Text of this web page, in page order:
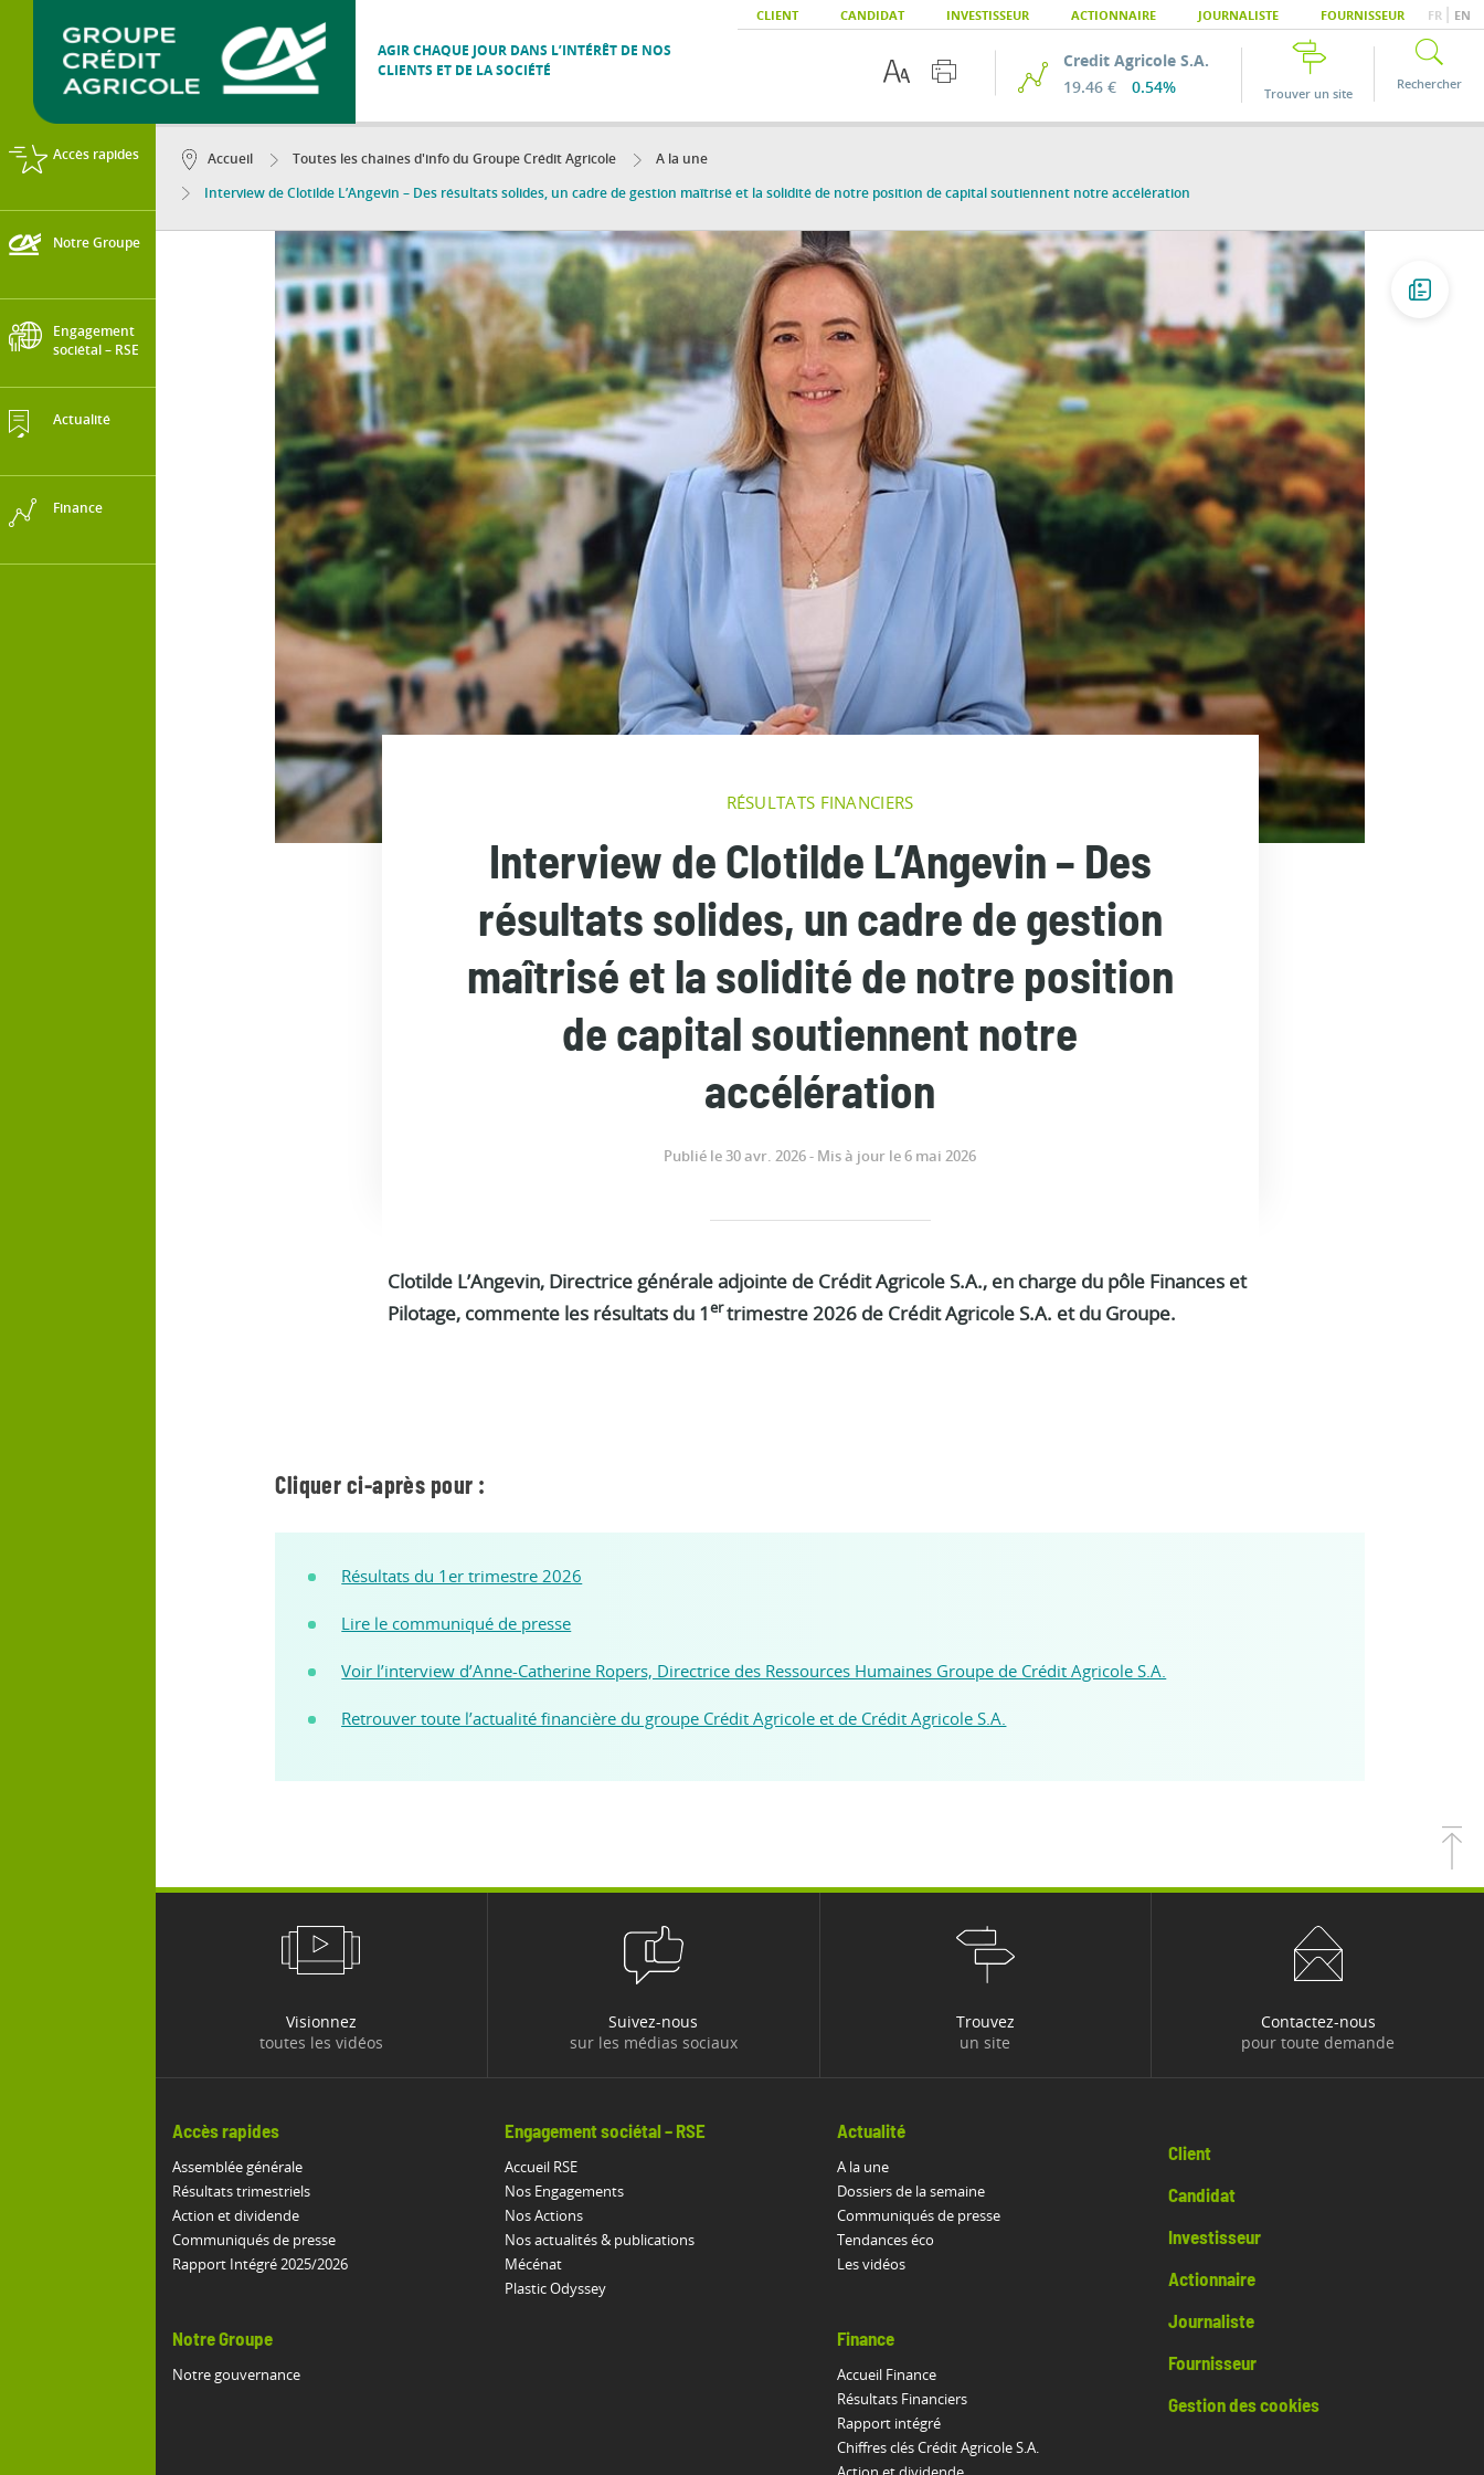
CLIENT CANDIDAT INVESTISSEUR ACTIONNAIRE JOURNALISTE FOURNISSEUR FR EN
AGIR CHAQUE JOUR DANS L’INTÉRÊT DE NOS
CLIENTS ET DE LA SOCIÉTÉ
Credit Agricole S.A.
19.46 €
0.54% Trouver un site
Rechercher
Accès rapides
Notre Groupe
Engagement
sociétal – RSE
Actualité
Finance
Accueil Toutes les chaines d'info du Groupe Crédit Agricole
A la une
Interview de Clotilde L’Angevin – Des résultats solides, un cadre de gestion maîtrisé et la solidité de notre position de capital soutiennent notre accélération
RÉSULTATS FINANCIERS
Interview de Clotilde L’Angevin – Des
résultats solides, un cadre de gestion
maîtrisé et la solidité de notre position
de capital soutiennent notre
accélération
Publié le 30 avr. 2026 - Mis à jour le 6 mai 2026
Clotilde L’Angevin, Directrice générale adjointe de Crédit Agricole S.A., en charge du pôle Finances et
Pilotage, commente les résultats du 1ertrimestre 2026 de Crédit Agricole S.A. et du Groupe.
Cliquer ci-après pour :
Résultats du 1er trimestre 2026
Lire le communiqué de presse
Voir l’interview d’Anne-Catherine Ropers, Directrice des Ressources Humaines Groupe de Crédit Agricole S.A.
Retrouver toute l’actualité financière du groupe Crédit Agricole et de Crédit Agricole S.A.
Visionnez
toutes les vidéos
Suivez-nous
sur les médias sociaux
Trouvez
un site
Contactez-nous
pour toute demande
Accès rapides
Assemblée générale
Résultats trimestriels
Action et dividende
Communiqués de presse
Rapport Intégré 2025/2026
Notre Groupe
Notre gouvernance
Engagement sociétal – RSE
Accueil RSE
Nos Engagements
Nos Actions
Nos actualités & publications
Mécénat
Plastic Odyssey
Actualité
A la une
Dossiers de la semaine
Communiqués de presse
Tendances éco
Les vidéos
Finance
Accueil Finance
Résultats Financiers
Rapport intégré
Chiffres clés Crédit Agricole S.A.
Client
Candidat
Investisseur
Actionnaire
Journaliste
Fournisseur
Gestion des cookies